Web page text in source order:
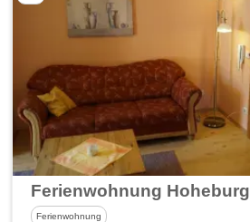
Ferienwohnung Hoheburg
Ferienwohnung